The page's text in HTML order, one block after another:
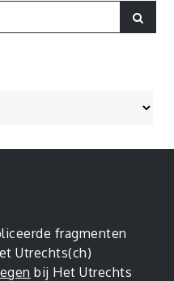
fragmenten
Utrechts(ch)
bij Het Utrechts